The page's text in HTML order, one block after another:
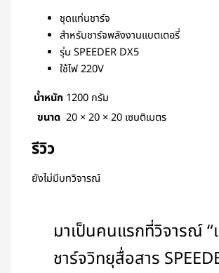
ชุดแท่นชาร์จ
สำหรับชาร์จพลังงานแบตเตอรี่
รุ่น SPEEDER DX5
ใช้ไฟ 220V
น้ำหนัก 1200 กรัม
ขนาด 20 × 20 × 20 เซนติเมตร
รีวิว
ยังไม่มีบทวิจารณ์
มาเป็นคนแรกที่วิจารณ์
ชาร์จวิทยุสื่อสาร